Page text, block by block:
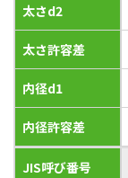
太さd2
太さ許容差
内径d1
内径許容差
JIS呼び番号